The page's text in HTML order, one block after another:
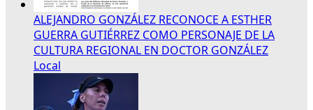
ALEJANDRO GONZÁLEZ RECONOCE A ESTHER
GUERRA GUTIÉRREZ COMO PERSONAJE DE LA
CULTURA REGIONAL EN DOCTOR GONZÁLEZ
Local